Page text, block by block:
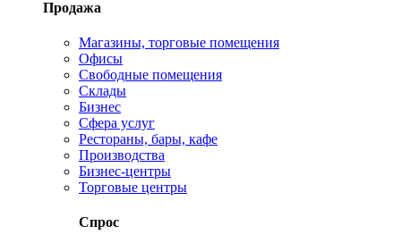
Продажа
Магазины, торговые помещения
Офисы
Свободные помещения
Склады
Бизнес
Сфера услуг
Рестораны, бары, кафе
Производства
Бизнес-центры
Торговые центры
Спрос